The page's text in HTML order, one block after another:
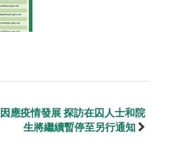
因應疫情發展 探訪在囚人士和院
生將繼續暫停至另行通知